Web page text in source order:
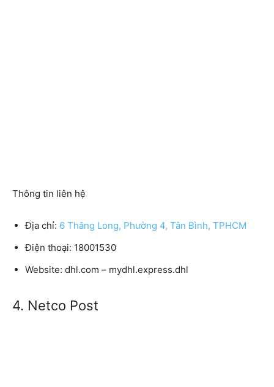
Thông tin liên hệ
Địa chỉ: 6 Thăng Long, Phường 4, Tân Bình, TPHCM
Điện thoại: 18001530
Website: dhl.com – mydhl.express.dhl
4. Netco Post